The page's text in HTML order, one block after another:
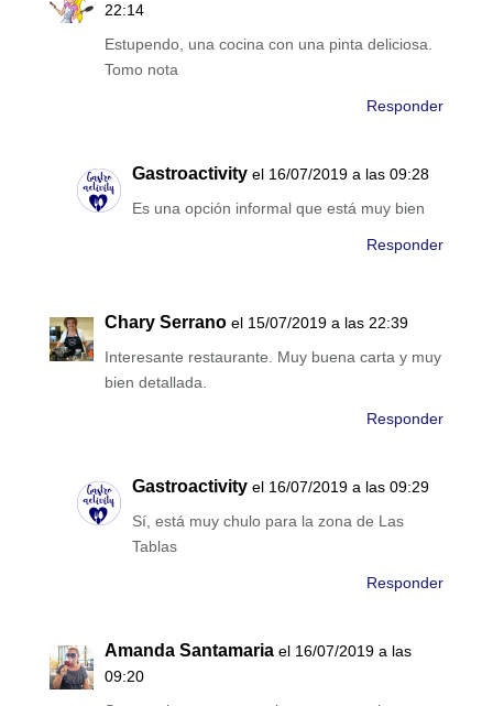
22:14
Estupendo, una cocina con una pinta deliciosa.
Tomo nota
Responder
Gastroactivity el 16/07/2019 a las 09:28
Es una opción informal que está muy bien
Responder
Chary Serrano el 15/07/2019 a las 22:39
Interesante restaurante. Muy buena carta y muy
bien detallada.
Responder
Gastroactivity el 16/07/2019 a las 09:29
Sí, está muy chulo para la zona de Las
Tablas
Responder
Amanda Santamaria el 16/07/2019 a las
09:20